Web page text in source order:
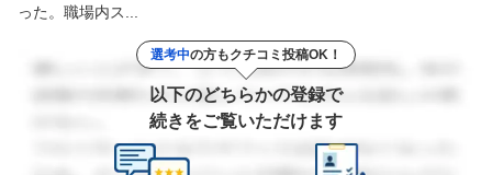
った。職場内ス...
選考中の方もクチコミ投稿OK！
以下のどちらかの登録で
続きをご覧いただけます